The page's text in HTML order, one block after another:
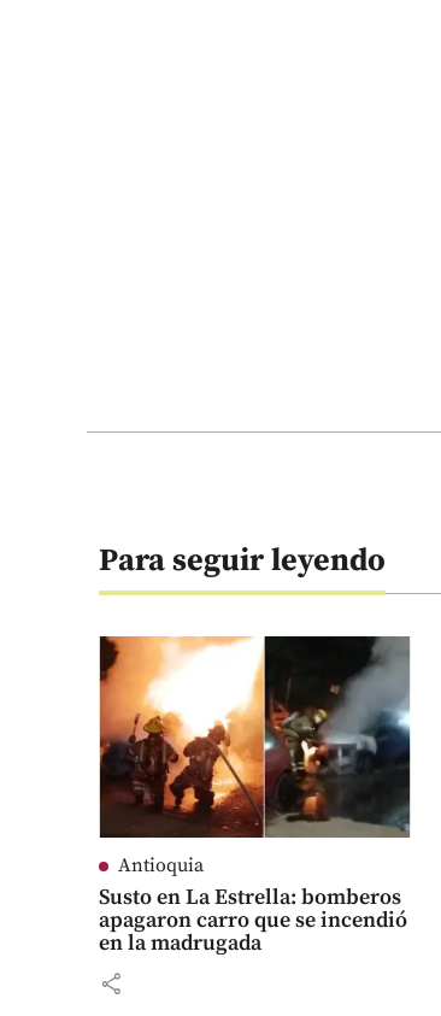
Para seguir leyendo
Antioquia
Susto en La Estrella: bomberos
apagaron carro que se incendió
en la madrugada
share